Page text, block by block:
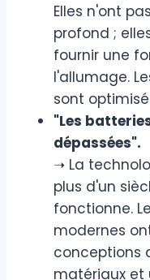
Elles n'ont
profond ;
fournir une
l'allumage.
sont
"Les
dépassées".
➝ La
plus d'un
fonctionne.
modernes
conceptions
matériaux et